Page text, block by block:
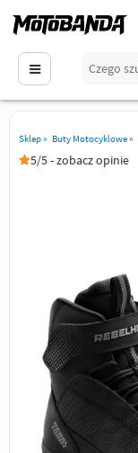
Sklep» Buty Motocyklowe»
5/5 - zobacz opinie